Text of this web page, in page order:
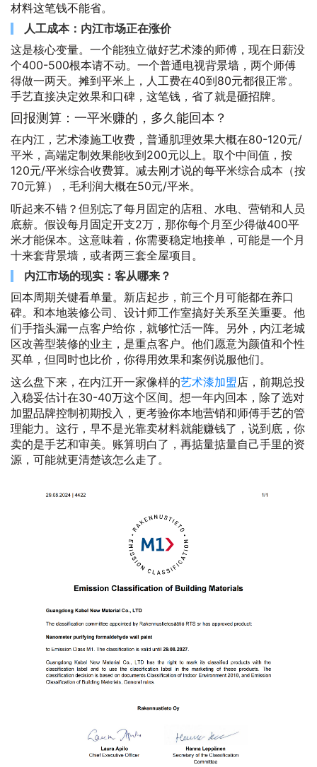
材料这笔钱不能省。
人工成本：内江市场正在涨价
这是核心变量。一个能独立做好艺术漆的师傅，现在日薪没
个400-500根本请不动。一个普通电视背景墙，两个师傅
得做一两天。摊到平米上，人工费在40到80元都很正常。
手艺直接决定效果和口碑，这笔钱，省了就是砸招牌。
回报测算：一平米赚的，多久能回本？
在内江，艺术漆施工收费，普通肌理效果大概在80-120元/
平米，高端定制效果能收到200元以上。取个中间值，按
120元/平米综合收费算。减去刚才说的每平米综合成本（按
70元算），毛利润大概在50元/平米。
听起来不错？但别忘了每月固定的店租、水电、营销和人员
底薪。假设每月固定开支2万，那你每个月至少得做400平
米才能保本。这意味着，你需要稳定地接单，可能是一个月
十来套背景墙，或者两三套全屋项目。
内江市场的现实：客从哪来？
回本周期关键看单量。新店起步，前三个月可能都在养口
碑。和本地装修公司、设计师工作室搞好关系至关重要。他
们手指头漏一点客户给你，就够忙活一阵。另外，内江老城
区改善型装修的业主，是重点客户。他们愿意为颜值和个性
买单，但同时也比价，你得用效果和案例说服他们。
这么盘下来，在内江开一家像样的艺术漆加盟店，前期总投
入稳妥估计在30-40万这个区间。想一年内回本，除了选对
加盟品牌控制初期投入，更考验你本地营销和师傅手艺的管
理能力。这行，早不是光靠卖材料就能赚钱了，说到底，你
卖的是手艺和审美。账算明白了，再掂量掂量自己手里的资
源，可能就更清楚该怎么走了。